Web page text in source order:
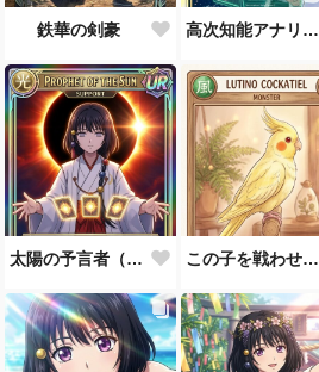
鉄華の剣豪 高次知能アナリスト MEI（Mathematical Electronic Intelligenc）
太陽の予言者（プロンプト使い方あってるんだろうか？） この子を戦わせるなんて出来ません！！